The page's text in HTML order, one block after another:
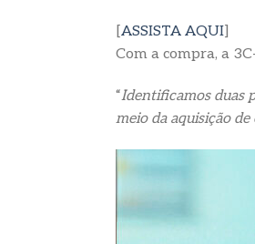
[ASSISTA AQUI]
Com a compra, a
“Identificamos duas
meio da aquisição